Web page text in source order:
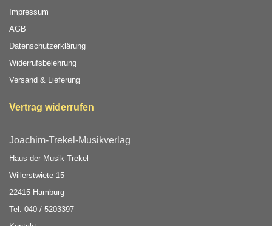
Impressum
AGB
Datenschutzerklärung
Widerrufsbelehrung
Versand & Lieferung
Vertrag widerrufen
Joachim-Trekel-Musikverlag
Haus der Musik Trekel
Willerstwiete 15
22415 Hamburg
Tel: 040 / 5203397